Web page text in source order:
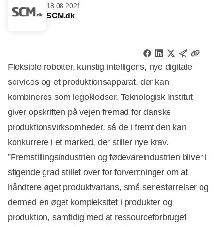
18.08.2021
SCM.dk
Fleksible robotter, kunstig intelligens, nye digitale
services og et produktionsapparat, der kan
kombineres som legoklodser. Teknologisk Institut
giver opskriften på vejen fremad for danske
produktionsvirksomheder, så de i fremtiden kan
konkurrere i et marked, der stiller nye krav.
”Fremstillingsindustrien og fødevareindustrien bliver i
stigende grad stillet over for forventninger om at
håndtere øget produktvarians, små seriestørrelser og
dermed en øget kompleksitet i produkter og
produktion, samtidig med at ressourceforbruget